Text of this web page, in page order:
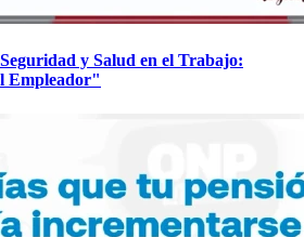
y Salud en el Trabajo:
Empleador"